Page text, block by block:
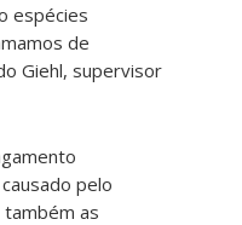
espécies
de
Giehl, supervisor
pelo
as